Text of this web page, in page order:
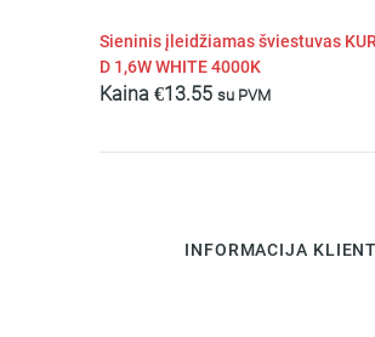
Sieninis įleidžiamas šviestuvas
D 1,6W WHITE 4000K
Kaina €13.55 su PVM
INFORMACIJA